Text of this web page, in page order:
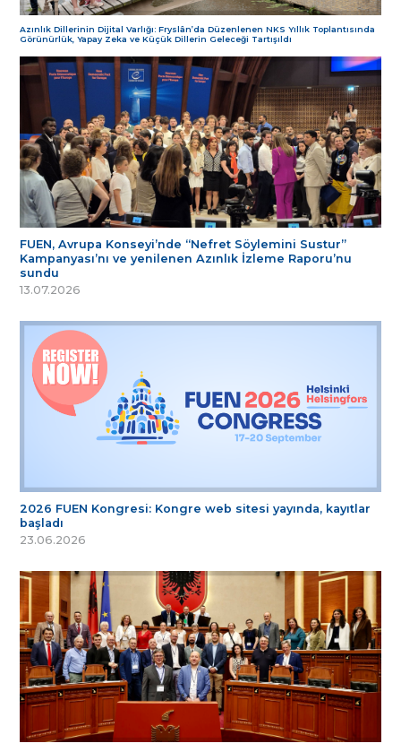
Azınlık Dillerinin Dijital Varlığı: Fryslân’da Düzenlenen NKS Yıllık Toplantısında
Görünürlük, Yapay Zeka ve Küçük Dillerin Geleceği Tartışıldı
FUEN, Avrupa Konseyi’nde “Nefret Söylemini Sustur”
Kampanyası’nı ve yenilenen Azınlık İzleme Raporu’nu
sundu
13.07.2026
2026 FUEN Kongresi: Kongre web sitesi yayında, kayıtlar
başladı
23.06.2026